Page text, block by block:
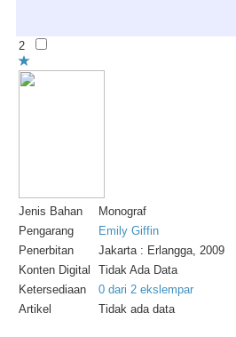
2
Jenis Bahan
Monograf
Pengarang
Emily Giffin
Penerbitan
Jakarta : Erlangga, 2009
Konten Digital
Tidak Ada Data
Ketersediaan
0 dari 2 ekslempar
Artikel
Tidak ada data